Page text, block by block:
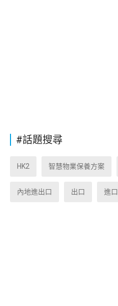
#話題搜尋
HK2 智慧物業保養方案
內地進出口 出口 進口